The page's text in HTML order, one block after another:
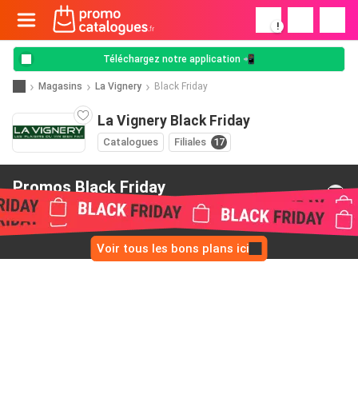
!
Téléchargez notre application 📲
Magasins La Vignery Black Friday
La Vignery Black Friday
Catalogues Filiales 17
Promos Black Friday
de La Vignery
Voir tous les bons plans ici